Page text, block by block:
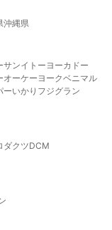
沖縄県
サンイトーヨーカドー
オーケー ヨークベニマル
ーいかり フジグラン
ダクツDCM